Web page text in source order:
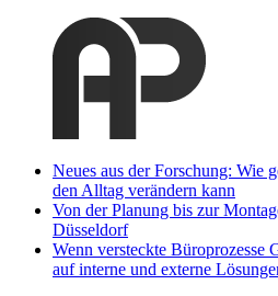
Neues aus der Forschung: Wie
den Alltag verändern kann
Von der Planung bis zur
Düsseldorf
Wenn versteckte Büroprozesse
auf interne und externe